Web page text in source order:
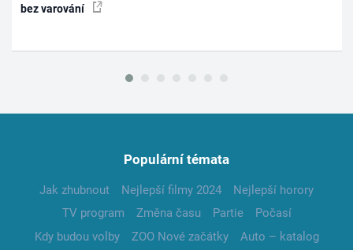
bez varování
Populární témata
Jak zhubnout Nejlepší filmy 2024
Nejlepší horory
TV program
Změna času Partie
Počasí
Kdy budou volby
ZOO Nové začátky
Auto – katalog